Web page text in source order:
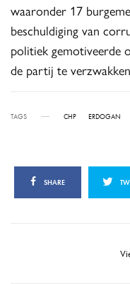
waaronder 17
beschuldiging van
politiek gemotiveerde
de partij te
TAGS CHP ERDOGAN
SHARE